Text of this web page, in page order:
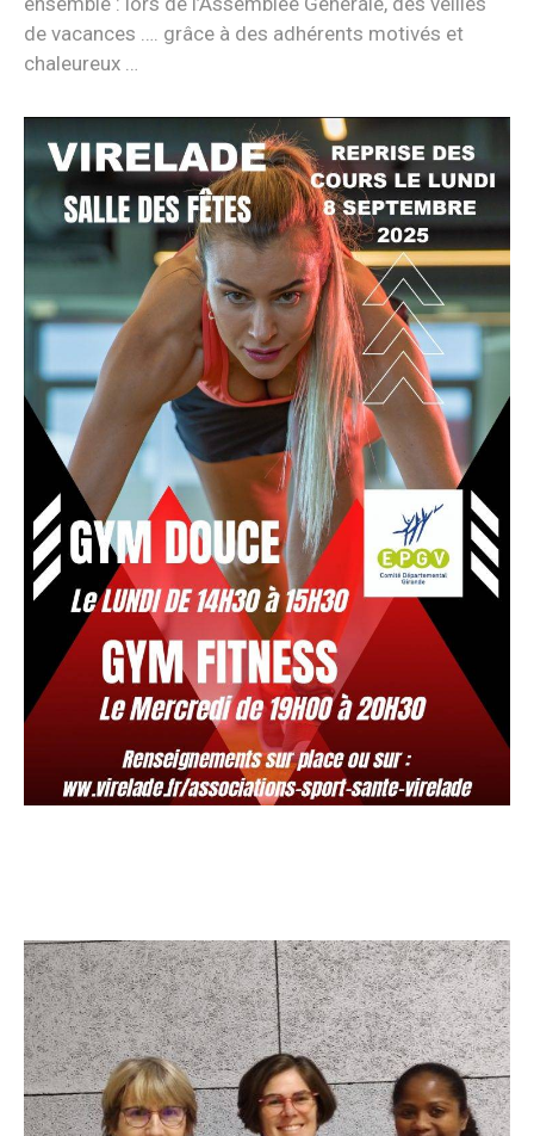
de vacances …. grâce à des adhérents motivés et
chaleureux …